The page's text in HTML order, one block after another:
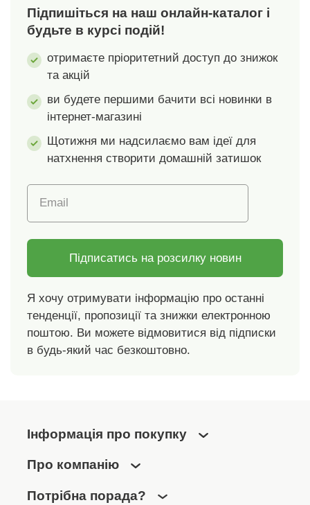
понад чинні стандарти.
Можна прати в
пральній машині.
Підпишіться на наш онлайн-каталог і
будьте в курсі подій!
отримаєте пріоритетний доступ до знижок
та акцій
ви будете першими бачити всі новинки в
інтернет-магазині
Щотижня ми надсилаємо вам ідеї для
натхнення створити домашній затишок
Email
Підписатись на розсилку новин
Я хочу отримувати інформацію про останні
тенденції, пропозиції та знижки електронною
поштою. Ви можете відмовитися від підписки
в будь-який час безкоштовно.
Інформація про покупку
Про компанію
Потрібна порада?